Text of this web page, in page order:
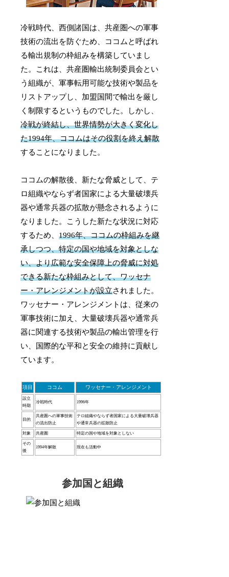
冷戦時代、西側諸国は、共産圏への軍事
技術の流出を防ぐため、ココムと呼ばれ
る輸出規制の枠組みを構築していまし
た。これは、共産圏輸出統制委員会とい
う組織が、軍事転用可能な技術や製品を
リストアップし、加盟国間で輸出を厳し
く制限するというものでした。しかし、
冷戦が終結し、世界情勢が大きく変化し
た1994年、ココムはその役割を終え解散
することになりました。
ココムの解散後、新たな脅威として、テ
ロ組織やならず者国家による大量破壊兵
器や通常兵器の拡散が懸念されるように
なりました。こうした新たな状況に対応
するため、1996年、ココムの枠組みを継
承しつつ、特定の国や地域を対象としな
い、より広範な安全保障上の脅威に対処
できる新たな枠組みとして、ワッセナ
ー・アレンジメントが設立されました。
ワッセナー・アレンジメントは、従来の
軍事技術に加え、大量破壊兵器や通常兵
器に関連する技術や製品の輸出管理を行
い、国際的な平和と安全の維持に貢献し
ています。
項目 ココム ワッセナー・アレンジメント
設立
時期
冷戦時代 1996年
目的
共産圏への軍事技術
の流出防止
テロ組織やならず者国家による大量破壊兵器
や通常兵器の拡散防止
対象 共産圏 特定の国や地域を対象としない
その
後
1994年解散 現在も活動中
参加国と組織